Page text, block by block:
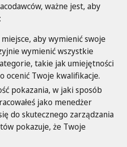
ważne jest, aby
aby wymienić swoje
wymienić wszystkie
takie jak umiejętności
ocenić Twoje kwalifikacje.
pokazania, w jaki sposób
jako menedżer
do skutecznego zarządzania
pokazuje, że Twoje